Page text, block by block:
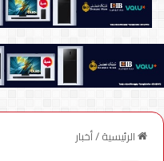
الرئيسية/أخبار